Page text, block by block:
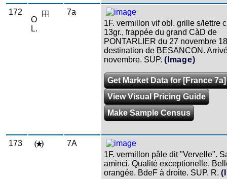
172
O
L.
7a
1F. vermillon vif obl. grille s/lettre
13gr., frappée du grand CàD de
PONTARLIER du 27 novembre
destination de BESANCON.
novembre. SUP. (Image)
Get Market Data for [France 7a]
View Visual Pricing Guide
Make Sample Census
173
7A
1F. vermillon pâle dit "Vervelle".
aminci. Qualité exceptionelle.
orangée. BdeF à droite. SUP. R.